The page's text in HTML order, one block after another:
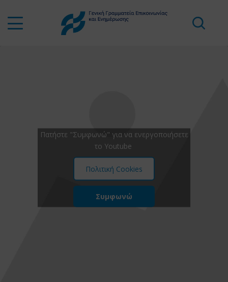
Πατήστε "Συμφωνώ" για να ενεργοποιήσετε
το Youtube
Πολιτική Cookies
Συμφωνώ